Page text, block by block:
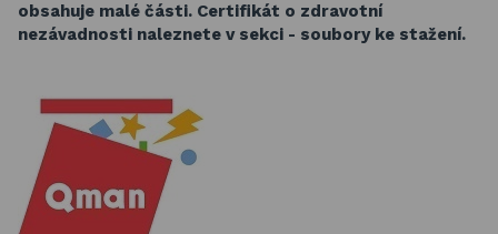
obsahuje malé části. Certifikát o zdravotní
nezávadnosti naleznete v sekci - soubory ke stažení.